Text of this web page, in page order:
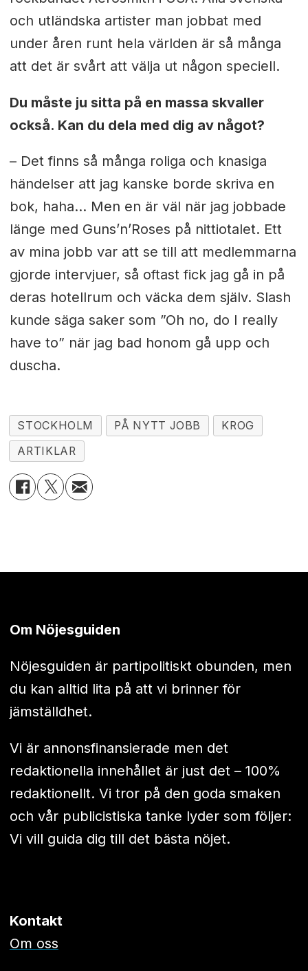
och utländska artister man jobbat med
under åren runt hela världen är så många
att det är svårt att välja ut någon speciell.
Du måste ju sitta på en massa skvaller
också. Kan du dela med dig av något?
– Det finns så många roliga och knasiga
händelser att jag kanske borde skriva en
bok, haha… Men en är väl när jag jobbade
länge med Guns’n’Roses på nittiotalet. Ett
av mina jobb var att se till att medlemmarna
gjorde intervjuer, så oftast fick jag gå in på
deras hotellrum och väcka dem själv. Slash
kunde säga saker som ”Oh no, do I really
have to” när jag bad honom gå upp och
duscha.
STOCKHOLM PÅ NYTT JOBB
KROG
ARTIKLAR
Om Nöjesguiden
Nöjesguiden är partipolitiskt obunden, men
du kan alltid lita på att vi brinner för
jämställdhet.
Vi är annonsfinansierade men det
redaktionella innehållet är just det – 100%
redaktionellt. Vi tror på den goda smaken
och vår publicistiska tanke lyder som följer:
Vi vill guida dig till det bästa nöjet.
Kontakt
Om oss